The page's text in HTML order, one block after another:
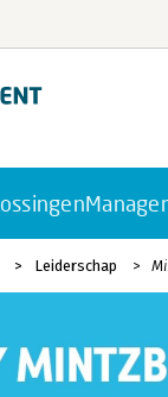
Leiderschap